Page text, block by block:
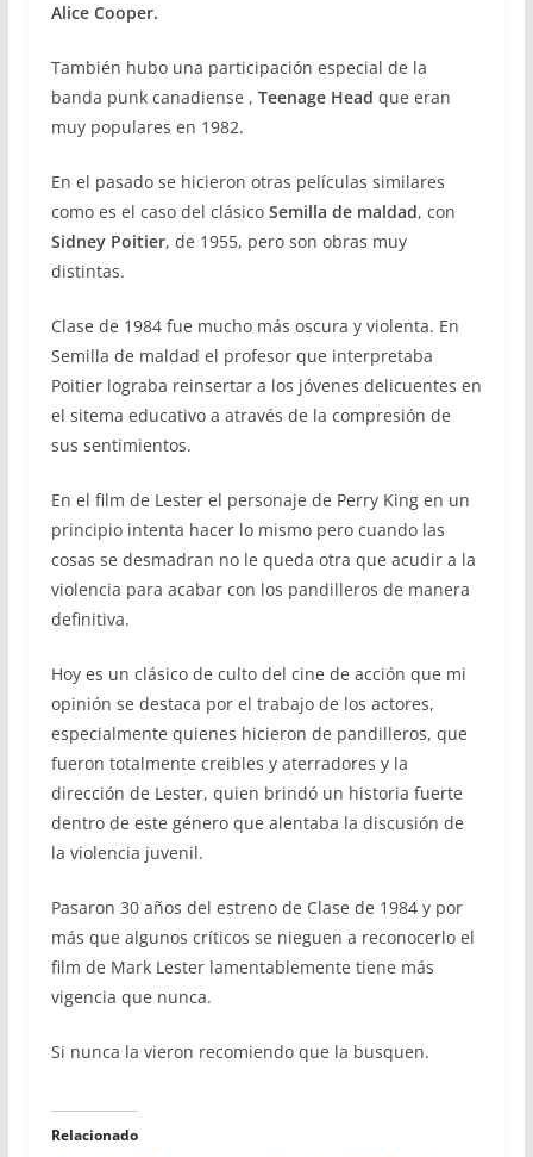
Alice Cooper.
También hubo una participación especial de la
banda punk canadiense , Teenage Head que eran
muy populares en 1982.
En el pasado se hicieron otras películas similares
como es el caso del clásicoSemilla de maldad, con
Sidney Poitier, de 1955, pero son obras muy
distintas.
Clase de 1984 fue mucho más oscura y violenta. En
Semilla de maldad el profesor que interpretaba
Poitier lograba reinsertar a los jóvenes delicuentes en
el sitema educativo a através de la compresión de
sus sentimientos.
En el film de Lester el personaje de Perry King en un
principio intenta hacer lo mismo pero cuando las
cosas se desmadran no le queda otra que acudir a la
violencia para acabar con los pandilleros de manera
definitiva.
Hoy es un clásico de culto del cine de acción que mi
opinión se destaca por el trabajo de los actores,
especialmente quienes hicieron de pandilleros, que
fueron totalmente creibles y aterradores y la
dirección de Lester, quien brindó un historia fuerte
dentro de este género que alentaba la discusión de
la violencia juvenil.
Pasaron 30 años del estreno de Clase de 1984 y por
más que algunos críticos se nieguen a reconocerlo el
film de Mark Lester lamentablemente tiene más
vigencia que nunca.
Si nunca la vieron recomiendo que la busquen.
Relacionado